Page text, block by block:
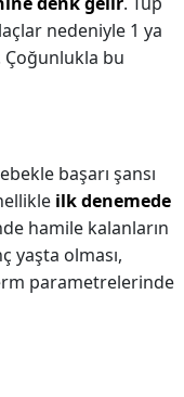
nedeniyle 1 ya
Çoğunlukla bu
başarı şansı
ilk denemede
hamile kalanların
yaşta olması,
parametrelerinde